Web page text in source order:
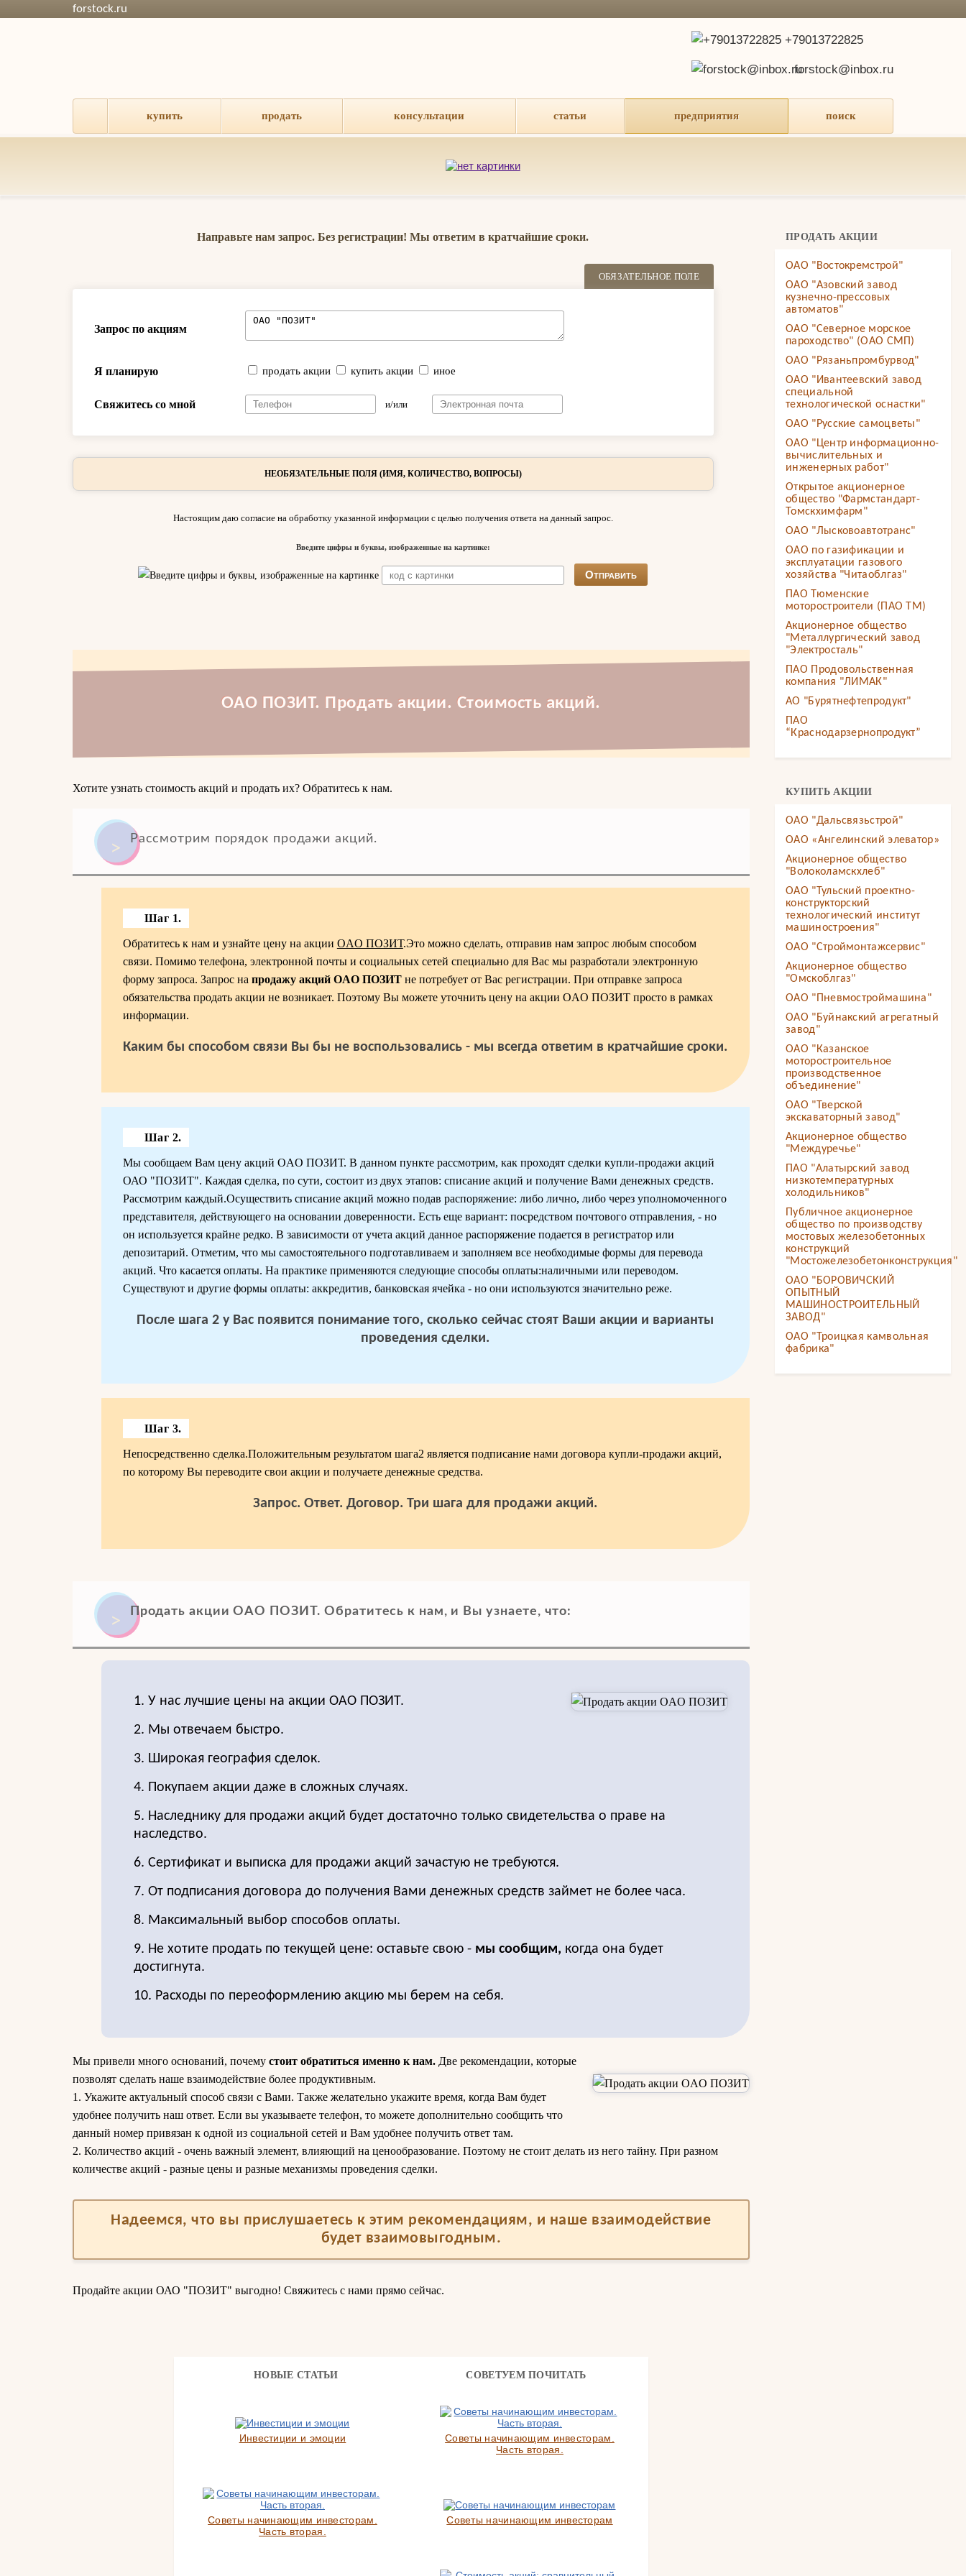
forstock.ru
+79013722825
forstock@inbox.ru
купить продать консультации статьи предприятия поиск
Направьте нам запрос. Без регистрации! Мы ответим в кратчайшие сроки.
ОБЯЗАТЕЛЬНОЕ ПОЛЕ
Запрос по акциям
Я планирую продать акции купить акции иное
Свяжитесь со мной и/или
НЕОБЯЗАТЕЛЬНЫЕ ПОЛЯ (ИМЯ, КОЛИЧЕСТВО, ВОПРОСЫ)
Настоящим даю согласие на обработку указанной информации с целью получения ответа на данный запрос.
Введите цифры и буквы, изображенные на картинке:
OAO ПОЗИТ. Продать акции. Стоимость акций.
Хотите узнать стоимость акций и продать их? Обратитесь к нам.
Рассмотрим порядок продажи акций.
Шаг 1.
Обратитесь к нам и узнайте цену на акции OAO ПОЗИТ.Это можно сделать, отправив нам запрос любым способом
связи. Помимо телефона, электронной почты и социальных сетей специально для Вас мы разработали электронную
форму запроса. Запрос на продажу акций OAO ПОЗИТ не потребует от Вас регистрации. При отправке запроса
обязательства продать акции не возникает. Поэтому Вы можете уточнить цену на акции OAO ПОЗИТ просто в рамках
информации.
Каким бы способом связи Вы бы не воспользовались - мы всегда ответим в кратчайшие сроки.
Шаг 2.
Мы сообщаем Вам цену акций OAO ПОЗИТ. В данном пункте рассмотрим, как проходят сделки купли-продажи акций
ОАО "ПОЗИТ". Каждая сделка, по сути, состоит из двух этапов: списание акций и получение Вами денежных средств.
Рассмотрим каждый.Осуществить списание акций можно подав распоряжение: либо лично, либо через уполномоченного
представителя, действующего на основании доверенности. Есть еще вариант: посредством почтового отправления, - но
он используется крайне редко. В зависимости от учета акций данное распоряжение подается в регистратор или
депозитарий. Отметим, что мы самостоятельного подготавливаем и заполняем все необходимые формы для перевода
акций. Что касается оплаты. На практике применяются следующие способы оплаты:наличными или переводом.
Существуют и другие формы оплаты: аккредитив, банковская ячейка - но они используются значительно реже.
После шага 2 у Вас появится понимание того, сколько сейчас стоят Ваши акции и варианты
проведения сделки.
Шаг 3.
Непосредственно сделка.Положительным результатом шага2 является подписание нами договора купли-продажи акций,
по которому Вы переводите свои акции и получаете денежные средства.
Запрос. Ответ. Договор. Три шага для продажи акций.
Продать акции OAO ПОЗИТ. Обратитесь к нам, и Вы узнаете, что:
1. У нас лучшие цены на акции OAO ПОЗИТ.
2. Мы отвечаем быстро.
3. Широкая география сделок.
4. Покупаем акции даже в сложных случаях.
5. Наследнику для продажи акций будет достаточно только свидетельства о праве на
наследство.
6. Сертификат и выписка для продажи акций зачастую не требуются.
7. От подписания договора до получения Вами денежных средств займет не более часа.
8. Максимальный выбор способов оплаты.
9. Не хотите продать по текущей цене: оставьте свою - мы сообщим, когда она будет
достигнута.
10. Расходы по переоформлению акцию мы берем на себя.
Мы привели много оснований, почему стоит обратиться именно к нам.Две рекомендации, которые
позволят сделать наше взаимодействие более продуктивным.
1. Укажите актуальный способ связи с Вами. Также желательно укажите время, когда Вам будет
удобнее получить наш ответ. Если вы указываете телефон, то можете дополнительно сообщить что
данный номер привязан к одной из социальной сетей и Вам удобнее получить ответ там.
2. Количество акций - очень важный элемент, влияющий на ценообразование. Поэтому не стоит делать из него тайну. При разном
количестве акций - разные цены и разные механизмы проведения сделки.
Надеемся, что вы прислушаетесь к этим рекомендациям, и наше взаимодействие
будет взаимовыгодным.
Продайте акции ОАО "ПОЗИТ" выгодно! Свяжитесь с нами прямо сейчас.
НОВЫЕ СТАТЬИ СОВЕТУЕМ ПОЧИТАТЬ
Инвестиции и эмоции
Советы начинающим инвесторам.
Часть вторая.
Советы начинающим инвесторам.
Часть вторая.
Советы начинающим инвесторам
ПРОДАТЬ АКЦИИ
ОАО "Востокремстрой"
ОАО "Азовский завод
кузнечно-прессовых
автоматов"
ОАО "Северное морское
пароходство" (ОАО СМП)
ОАО "Рязаньпромбурвод"
ОАО "Ивантеевский завод
специальной
технологической оснастки"
ОАО "Русские самоцветы"
ОАО "Центр информационно-
вычислительных и
инженерных работ"
Открытое акционерное
общество "Фармстандарт-
Томскхимфарм"
ОАО "Лысковоавтотранс"
ОАО по газификации и
эксплуатации газового
хозяйства "Читаоблгаз"
ПАО Тюменские
моторостроители (ПАО ТМ)
Акционерное общество
"Металлургический завод
"Электросталь"
ПАО Продовольственная
компания "ЛИМАК"
АО "Бурятнефтепродукт"
ПАО
“Краснодарзернопродукт”
КУПИТЬ АКЦИИ
ОАО "Дальсвязьстрой"
ОАО «Ангелинский элеватор»
Акционерное общество
"Волоколамскхлеб"
ОАО "Тульский проектно-
конструкторский
технологический институт
машиностроения"
ОАО "Строймонтажсервис"
Акционерное общество
"Омскоблгаз"
ОАО "Пневмостроймашина"
ОАО "Буйнакский агрегатный
завод"
ОАО "Казанское
моторостроительное
производственное
объединение"
ОАО "Тверской
экскаваторный завод"
Акционерное общество
"Междуречье"
ПАО "Алатырский завод
низкотемпературных
холодильников"
Публичное акционерное
общество по производству
мостовых железобетонных
конструкций
"Мостожелезобетонконструкция"
ОАО "БОРОВИЧСКИЙ
ОПЫТНЫЙ
МАШИНОСТРОИТЕЛЬНЫЙ
ЗАВОД"
ОАО "Троицкая камвольная
фабрика"